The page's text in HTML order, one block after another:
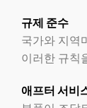
규제 준수
국가와 지역
이러한 규칙
애프터 서비